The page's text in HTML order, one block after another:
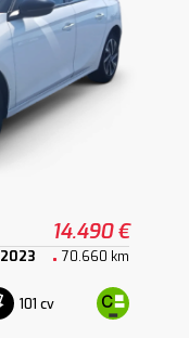
14.490 €
2023 70.660 km
101 cv